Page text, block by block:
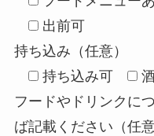
出前可
持ち込み（任意）
持ち込み可
フードやドリンクに
ば記載ください（任意